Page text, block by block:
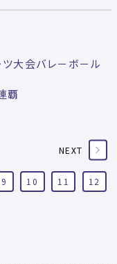
大会バレ－ボ－ル
覇
9 10 11 12
NEXT